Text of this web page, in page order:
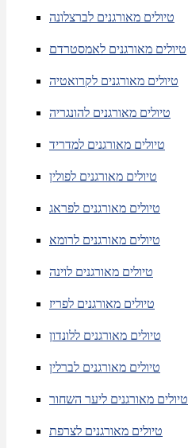
טיולים מאורגנים לברצלונה
טיולים מאורגנים לאמסטרדם
טיולים מאורגנים לקרואטיה
טיולים מאורגנים להונגריה
טיולים מאורגנים למדריד
טיולים מאורגנים לפולין
טיולים מאורגנים לפראג
טיולים מאורגנים לרומא
טיולים מאורגנים לוינה
טיולים מאורגנים לפריז
טיולים מאורגנים ללונדון
טיולים מאורגנים לברלין
טיולים מאורגנים ליער השחור
טיולים מאורגנים לצרפת